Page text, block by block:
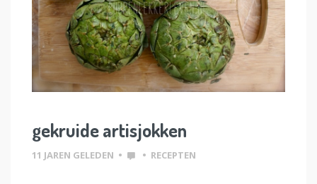
gekruide artisjokken
11 JAREN GELEDEN • • RECEPTEN